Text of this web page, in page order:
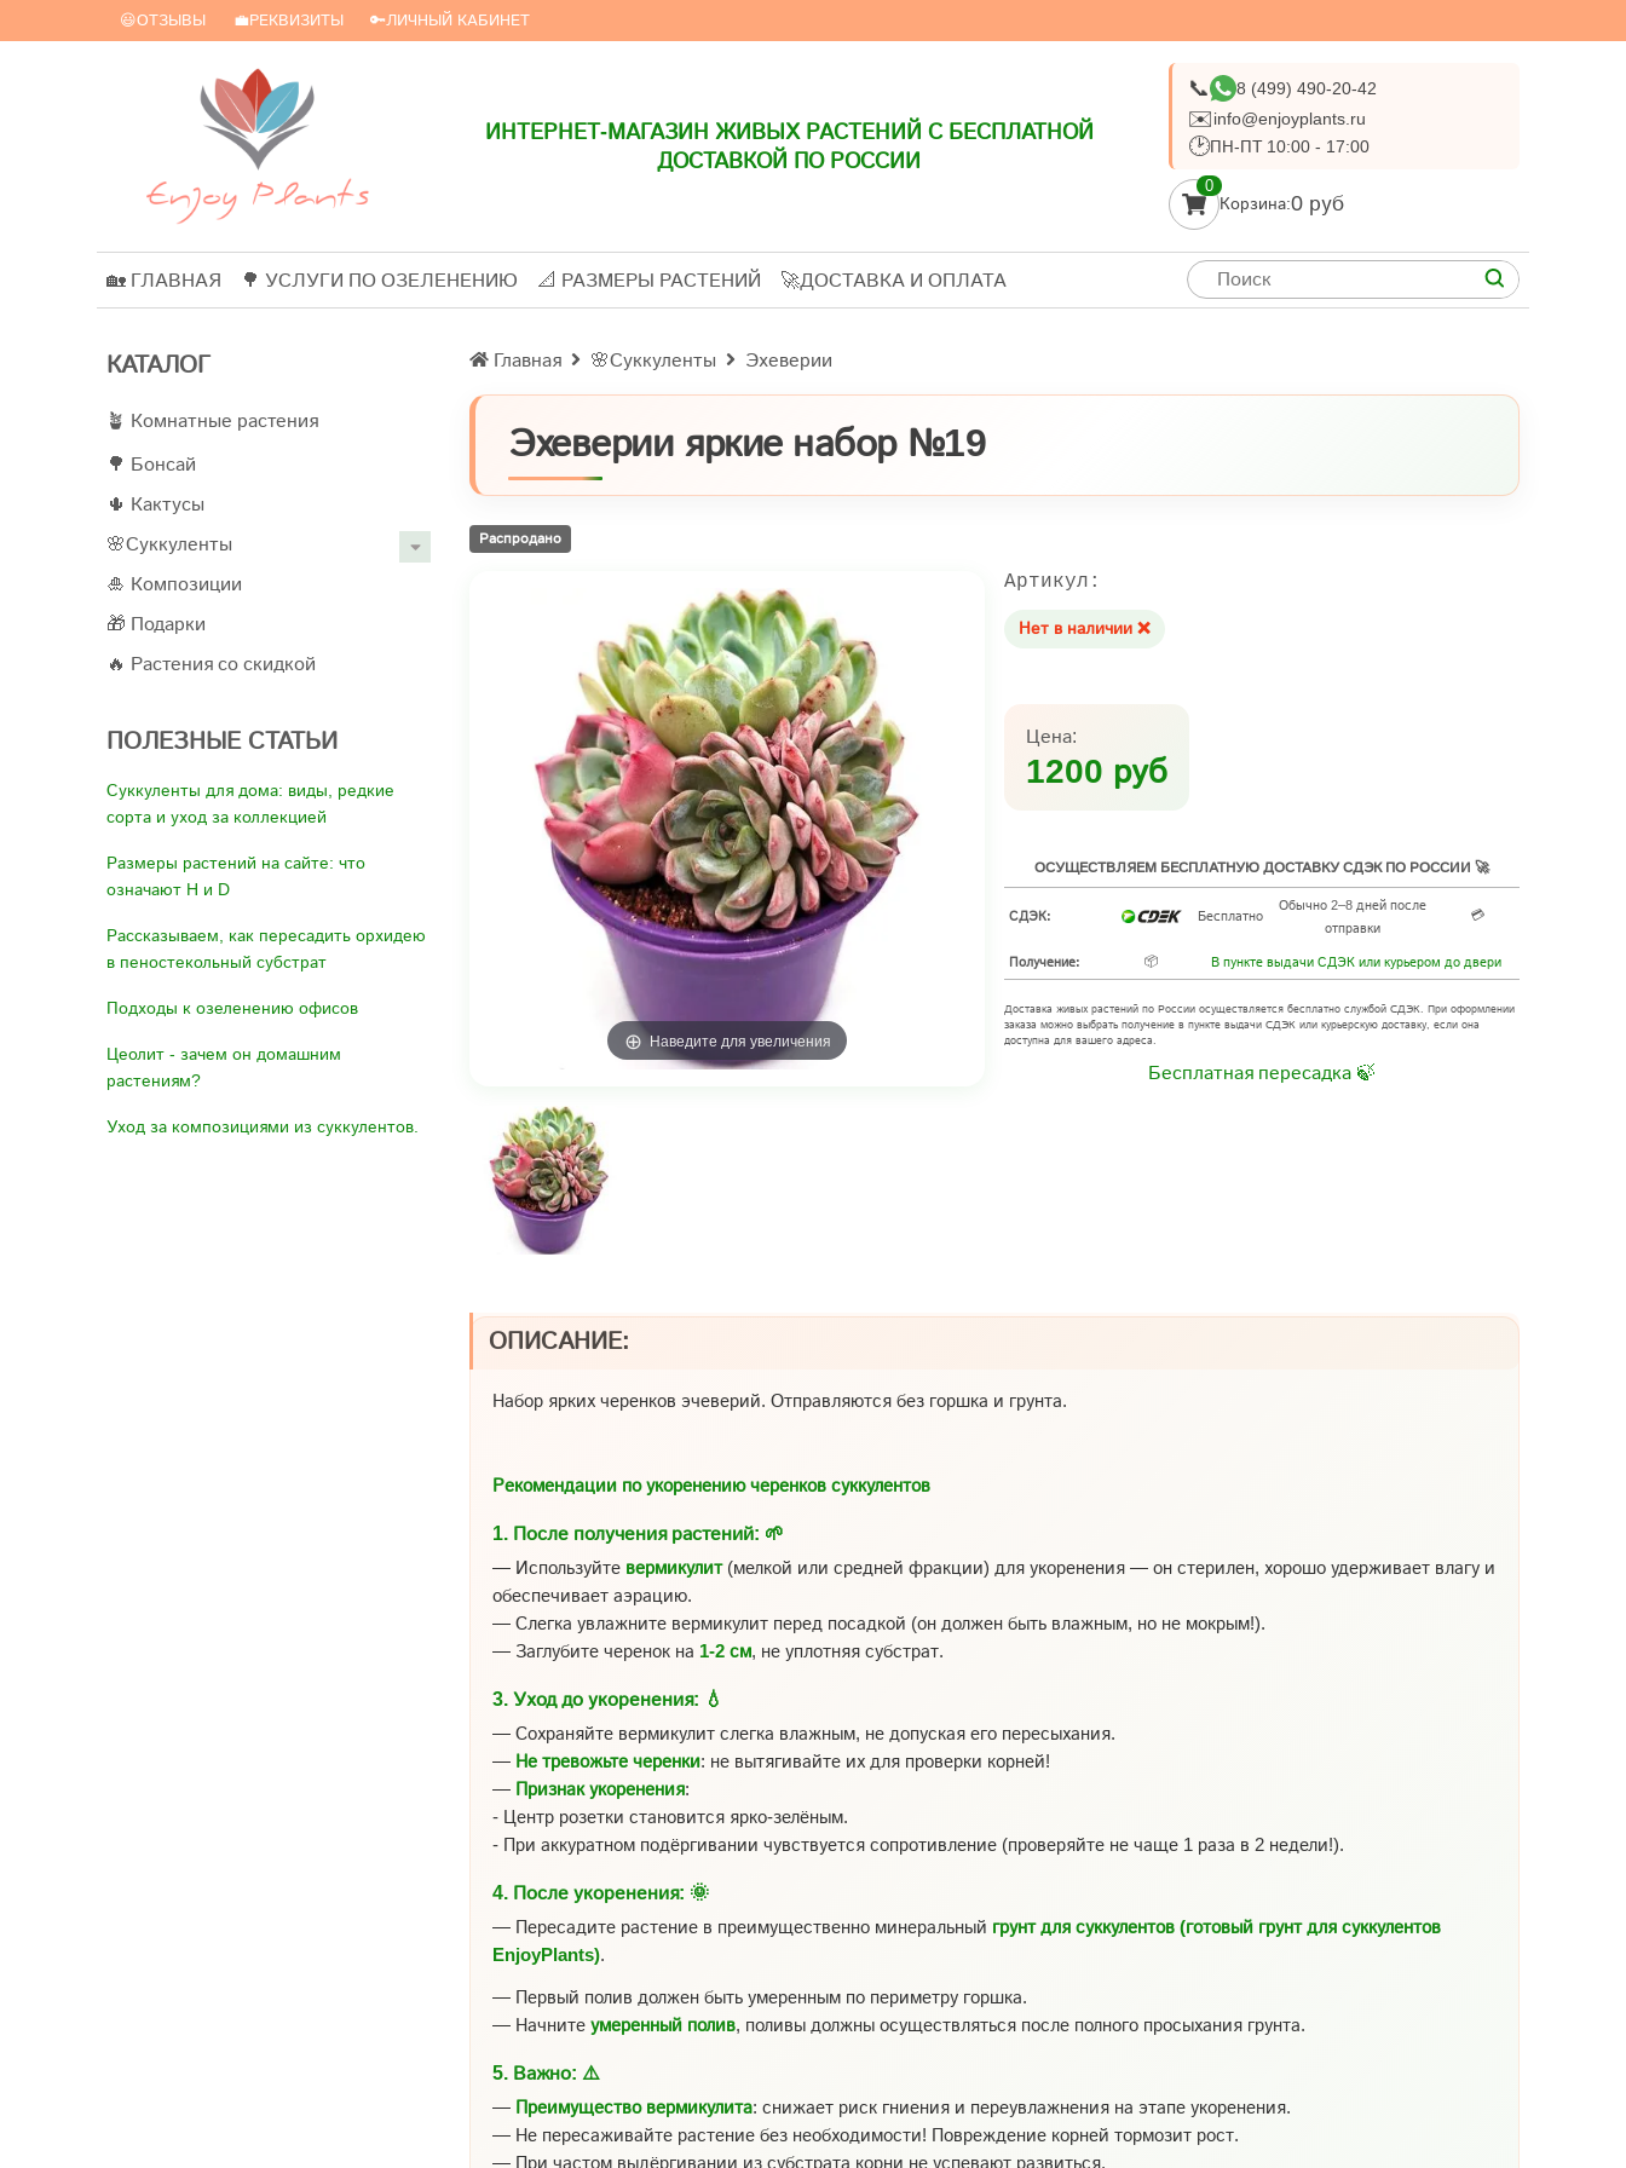
😃ОТЗЫВЫ 💼РЕКВИЗИТЫ 🔑ЛИЧНЫЙ КАБИНЕТ
ИНТЕРНЕТ-МАГАЗИН ЖИВЫХ РАСТЕНИЙ С БЕСПЛАТНОЙ
ДОСТАВКОЙ ПО РОССИИ
📞 8 (499) 490-20-42
✉️info@enjoyplants.ru
🕑ПН-ПТ 10:00 - 17:00
0
Корзина:0 руб
🏡 ГЛАВНАЯ 🌳 УСЛУГИ ПО ОЗЕЛЕНЕНИЮ 📐 РАЗМЕРЫ РАСТЕНИЙ 🚀ДОСТАВКА И ОПЛАТА
КАТАЛОГ
🪴 Комнатные растения
🌳 Бонсай
🌵 Кактусы
🌸Суккуленты
🎍 Композиции
🎁 Подарки
🔥 Растения со скидкой
ПОЛЕЗНЫЕ СТАТЬИ
Суккуленты для дома: виды, редкие
сорта и уход за коллекцией
Размеры растений на сайте: что
означают H и D
Рассказываем, как пересадить орхидею
в пеностекольный субстрат
Подходы к озеленению офисов
Цеолит - зачем он домашним
растениям?
Уход за композициями из суккулентов.
Главная 🌸Суккуленты Эхеверии
Эхеверии яркие набор №19
Распродано
Наведите для увеличения
Артикул:
Нет в наличии ❌
Цена:
1200 руб
ОСУЩЕСТВЛЯЕМ БЕСПЛАТНУЮ ДОСТАВКУ СДЭК ПО РОССИИ 🚀
СДЭК: Бесплатно
Обычно 2–8 дней после
отправки
💳
Получение: 📦 В пункте выдачи СДЭК или курьером до двери
Доставка живых растений по России осуществляется бесплатно службой СДЭК. При оформлении
заказа можно выбрать получение в пункте выдачи СДЭК или курьерскую доставку, если она
доступна для вашего адреса.
Бесплатная пересадка 🍃
ОПИСАНИЕ:
Набор ярких черенков эчеверий. Отправляются без горшка и грунта.
Рекомендации по укоренению черенков суккулентов
1. После получения растений: 🌱
— Используйте вермикулит(мелкой или средней фракции) для укоренения — он стерилен, хорошо удерживает влагу и
обеспечивает аэрацию.
— Слегка увлажните вермикулит перед посадкой (он должен быть влажным, но не мокрым!).
— Заглубите черенок на 1-2 см, не уплотняя субстрат.
3. Уход до укоренения: 💧
— Сохраняйте вермикулит слегка влажным, не допуская его пересыхания.
— Не тревожьте черенки: не вытягивайте их для проверки корней!
— Признак укоренения:
- Центр розетки становится ярко-зелёным.
- При аккуратном подёргивании чувствуется сопротивление (проверяйте не чаще 1 раза в 2 недели!).
4. После укоренения: 🌞
— Пересадите растение в преимущественно минеральный грунт для суккулентов (готовый грунт для суккулентов
EnjoyPlants).
— Первый полив должен быть умеренным по периметру горшка.
— Начните умеренный полив, поливы должны осуществляться после полного просыхания грунта.
5. Важно: ⚠️
— Преимущество вермикулита: снижает риск гниения и переувлажнения на этапе укоренения.
— Не пересаживайте растение без необходимости! Повреждение корней тормозит рост.
— При частом выдёргивании из субстрата корни не успевают развиться.